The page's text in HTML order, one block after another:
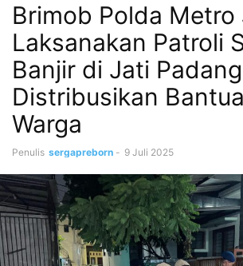
Brimob Polda Metro
Laksanakan Patroli
Banjir di Jati
Distribusikan
Warga
Penulis sergapreborn - 9 Juli 2025